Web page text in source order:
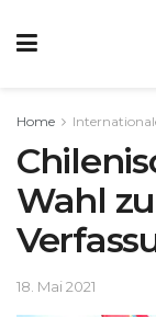
Home
Wahl zu
18. Mai 2021